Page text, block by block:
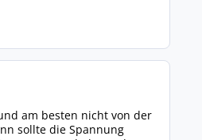
am besten nicht von der
sollte die Spannung